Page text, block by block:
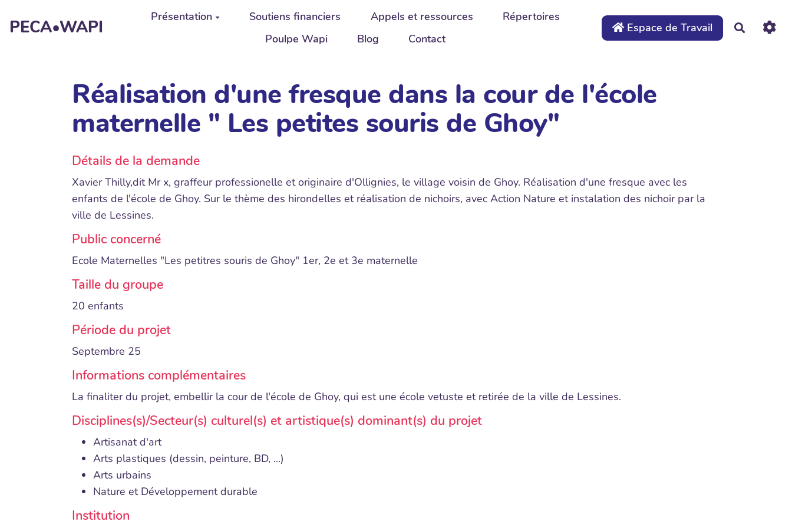
PECA•WAPI Présentation Soutiens financiers Appels et ressources
Répertoires
Poulpe Wapi
Blog Contact
Espace de Travail
Réalisation d'une fresque dans la cour de l'école
maternelle " Les petites souris de Ghoy"
Détails de la demande
Xavier Thilly,dit Mr x, graffeur professionelle et originaire d'Ollignies, le village voisin de Ghoy. Réalisation d'une fresque avec les
enfants de l'école de Ghoy. Sur le thème des hirondelles et réalisation de nichoirs, avec Action Nature et instalation des nichoir par la
ville de Lessines.
Public concerné
Ecole Maternelles "Les petitres souris de Ghoy" 1er, 2e et 3e maternelle
Taille du groupe
20 enfants
Période du projet
Septembre 25
Informations complémentaires
La finaliter du projet, embellir la cour de l'école de Ghoy, qui est une école vetuste et retirée de la ville de Lessines.
Disciplines(s)/Secteur(s) culturel(s) et artistique(s) dominant(s) du projet
Artisanat d'art
Arts plastiques (dessin, peinture, BD, ...)
Arts urbains
Nature et Développement durable
Institution